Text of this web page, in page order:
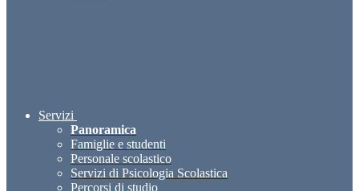
Servizi
Panoramica
Famiglie e studenti
Personale scolastico
Servizi di Psicologia Scolastica
Percorsi di studio